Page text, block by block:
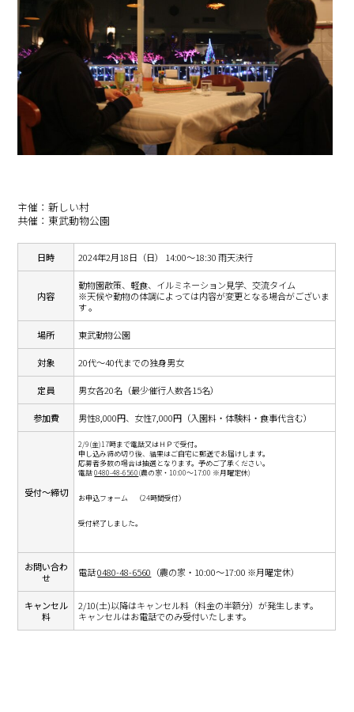
主催：新しい村
共催：東武動物公園
日時 2024年2月18日（日） 14:00～18:30 雨天決行
内容
動物園散策、軽食、イルミネーション見学、交流タイム
※天候や動物の体調によっては内容が変更となる場合がございま
す 。
場所 東武動物公園
対象 20代～40代までの独身男女
定員 男女各20名（最少催行人数各15名）
参加費 男性8,000円、女性7,000円（入園料・体験料・食事代含む）
受付～締切
2/9(金)17時まで電話又はＨＰで受付。
申し込み締め切り後、結果はご自宅に郵送でお届けします。
応募者多数の場合は抽選となります。予めご了承ください。
電話0480-48-6560(農の家・10:00～17:00 ※月曜定休)
お申込フォーム （24時間受付）
受付終了しました。
お問い合わ
せ
電話0480-48-6560 （農の家・10:00～17:00 ※月曜定休）
キャンセル
料
2/10(土)以降はキャンセル料（料金の半額分）が発生します。
キャンセルはお電話でのみ受付いたします。